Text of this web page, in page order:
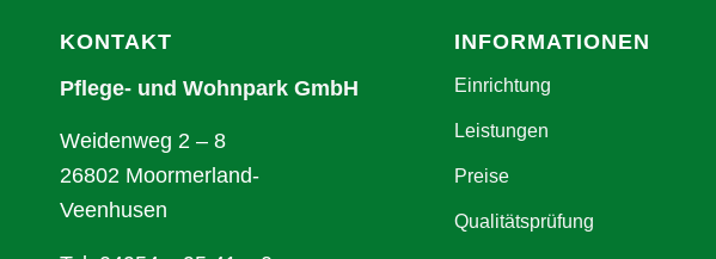
KONTAKT
Pflege- und Wohnpark GmbH
Weidenweg 2 – 8
26802 Moormerland-
Veenhusen
INFORMATIONEN
Einrichtung
Leistungen
Preise
Qualitätsprüfung